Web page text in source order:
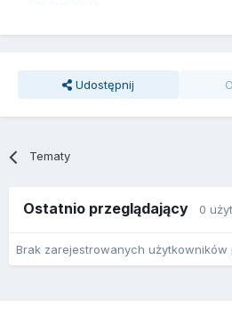
Udostępnij
Tematy
Ostatnio przeglądający 0
Brak zarejestrowanych użytkowników